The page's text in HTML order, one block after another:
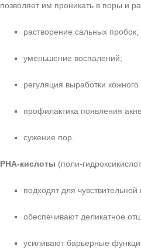
позволяет им проникать в поры и
растворение сальных пробок;
уменьшение воспалений;
регуляция выработки кожного
профилактика появления
сужение пор.
PHA-кислоты (поли-
подходят для чувствительной
обеспечивают деликатное
усиливают барьерные